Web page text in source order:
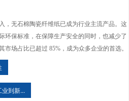
，无石棉陶瓷纤维纸已成为行业主流产品。这
环保标准，在保障生产安全的同时，也减少了
场占比已超过 85%，成为众多企业的首选。
到新...